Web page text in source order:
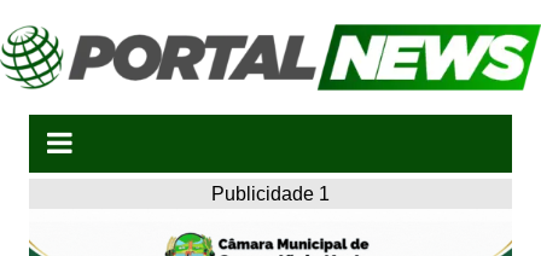
para
o
Publicidade 1